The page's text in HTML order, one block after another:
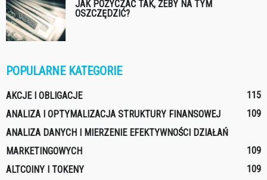
JAK POŻYCZAĆ TAK, ŻEBY NA TYM
OSZCZĘDZIĆ?
POPULARNE KATEGORIE
AKCJE I OBLIGACJE
115
ANALIZA I OPTYMALIZACJA STRUKTURY FINANSOWEJ
109
ANALIZA DANYCH I MIERZENIE EFEKTYWNOŚCI DZIAŁAŃ
MARKETINGOWYCH
109
ALTCOINY I TOKENY
109